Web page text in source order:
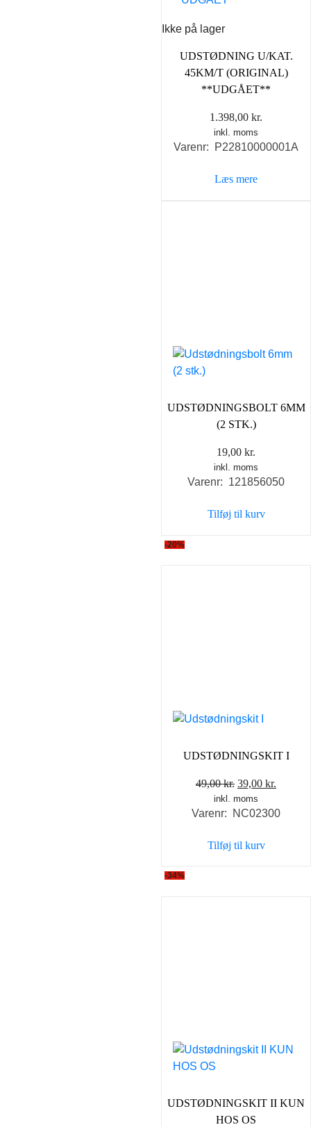
Ikke på lager
UDSTØDNING U/KAT.
45KM/T (ORIGINAL)
**UDGÅET**
1.398,00 kr.
inkl. moms
Varenr: P22810000001A
Læs mere
UDSTØDNINGSBOLT 6MM
(2 STK.)
19,00 kr.
inkl. moms
Varenr: 121856050
Tilføj til kurv
-20%
UDSTØDNINGSKIT I
49,00kr. Den
oprindelige
pris
49,00 kr..
39,00 kr.
pris
inkl. moms
Varenr: NC02300
Tilføj til kurv
-34%
UDSTØDNINGSKIT II KUN
HOS OS